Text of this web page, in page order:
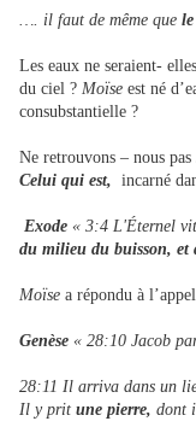
…. il faut de même que
Les eaux ne seraient-
du ciel ? Moïse est né
consubstantielle ?
Ne retrouvons – nous pas
Celui qui est, incarné
Exode « 3:4 L'Éternel
du milieu du buisson, et
Moïse a répondu à
Genèse « 28:10 Jacob
28:11 Il arriva dans un
Il y prit une pierre, dont